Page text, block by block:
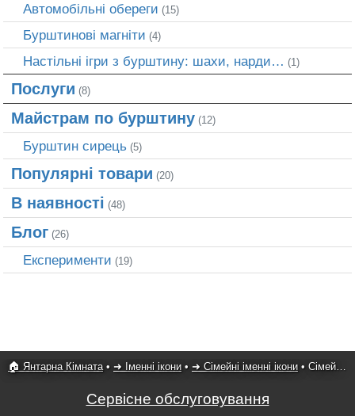
Автомобільні обереги (15)
Бурштинові магніти (4)
Настільні ігри з бурштину: шахи, нарди… (1)
Послуги (8)
Майстрам по бурштину (12)
Бурштин сирець (5)
Популярні товари (20)
В наявності (48)
Блог (26)
Експерименти (19)
🏠 Янтарна Кімната• ➜ Іменні ікони • ➜ Сімейні іменні ікони • Сімейна ікона 1
Сервісне обслуговування